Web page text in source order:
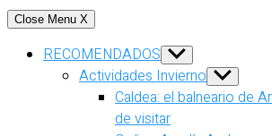
Close Menu X
RECOMENDADOS Show
sub
menu
Actividades Invierno Show
sub
menu
Caldea: el balneario de
de visitar